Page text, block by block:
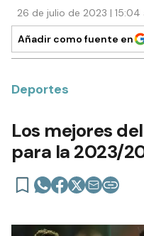
26 de julio de 2023 |
Añadir como fuente en
Deportes
Los mejores
para la 2023/